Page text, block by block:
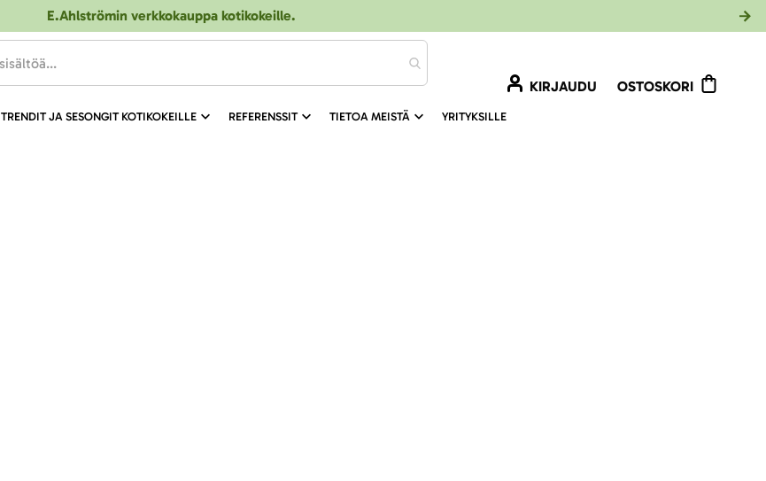
E.Ahlströmin verkkokauppa kotikokeille.
KIRJAUDU
OSTOSKORI
TRENDIT JA SESONGIT KOTIKOKEILLE REFERENSSIT TIETOA MEISTÄ YRITYKSILLE